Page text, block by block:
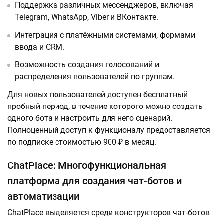
Поддержка различных мессенджеров, включая
Telegram, WhatsApp, Viber и ВКонтакте.
Интеграция с платёжными системами, формами
ввода и CRM.
Возможность создания голосований и
распределения пользователей по группам.
Для новых пользователей доступен бесплатный
пробный период, в течение которого можно создать
одного бота и настроить для него сценарий.
Полноценный доступ к функционалу предоставляется
по подписке стоимостью 900 ₽ в месяц.
ChatPlace: Многофункциональная
платформа для создания чат-ботов и
автоматизации
ChatPlace выделяется среди конструкторов чат-ботов